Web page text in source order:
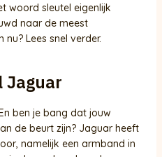
woord sleutel eigenlijk
naar de meest
Lees snel verder.
Jaguar
ben je bang dat jouw
de beurt zijn? Jaguar heeft
namelijk een armband in